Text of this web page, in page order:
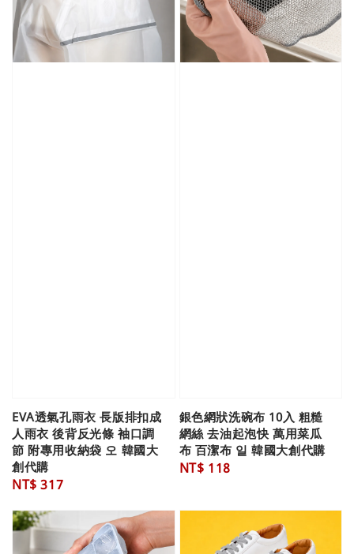
EVA透氣孔雨衣 長版排扣成
人雨衣 後背反光條 袖口調
節 附專用收納袋 오 韓國大
創代購
Regular
NT$ 317
銀色網狀洗碗布 10入 粗糙
網絲 去油起泡快 萬用菜瓜
布 百潔布 일 韓國大創代購
Regular
NT$ 118